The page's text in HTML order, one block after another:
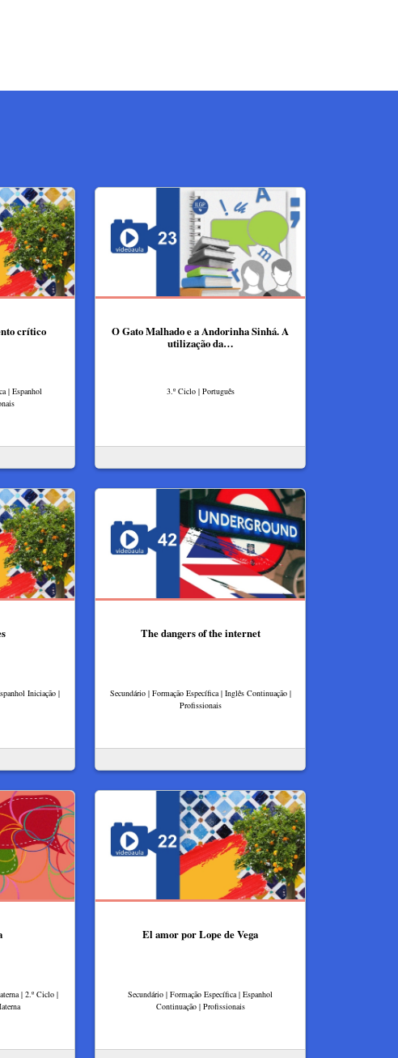
crítico
| Espanhol
O Gato Malhado e a Andorinha Sinhá. A
utilização da…
3.º Ciclo | Português
Iniciação |
The dangers of the internet
Secundário | Formação Específica | Inglês Continuação |
Profissionais
| 2.º Ciclo |
El amor por Lope de Vega
Secundário | Formação Específica | Espanhol
Continuação | Profissionais